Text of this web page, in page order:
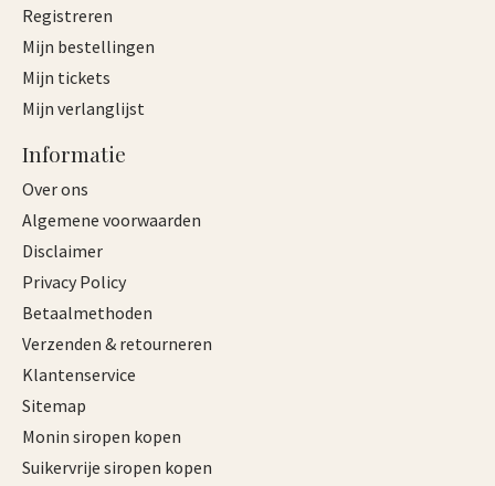
Registreren
Mijn bestellingen
Mijn tickets
Mijn verlanglijst
Informatie
Over ons
Algemene voorwaarden
Disclaimer
Privacy Policy
Betaalmethoden
Verzenden & retourneren
Klantenservice
Sitemap
Monin siropen kopen
Suikervrije siropen kopen